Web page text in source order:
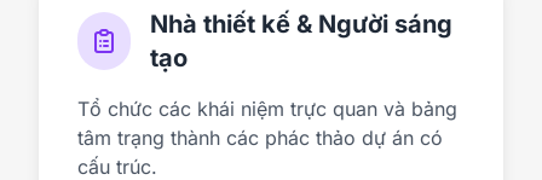
Nhà thiết kế & Người sáng
tạo
Tổ chức các khái niệm trực quan và bảng
tâm trạng thành các phác thảo dự án có
cấu trúc.